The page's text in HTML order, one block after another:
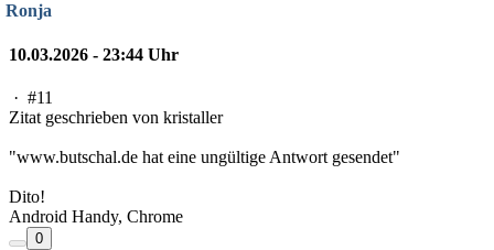
Ronja
10.03.2026 - 23:44 Uhr
· #11
Zitat geschrieben von kristaller
"www.butschal.de hat eine ungültige Antwort gesendet"
Dito!
Android Handy, Chrome
0